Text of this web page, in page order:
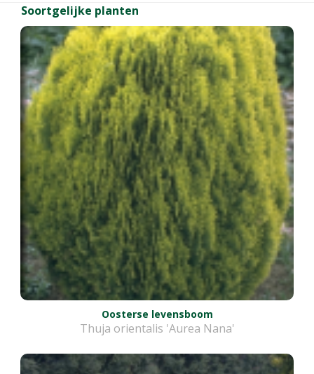
Soortgelijke planten
Oosterse levensboom
Thuja orientalis 'Aurea Nana'